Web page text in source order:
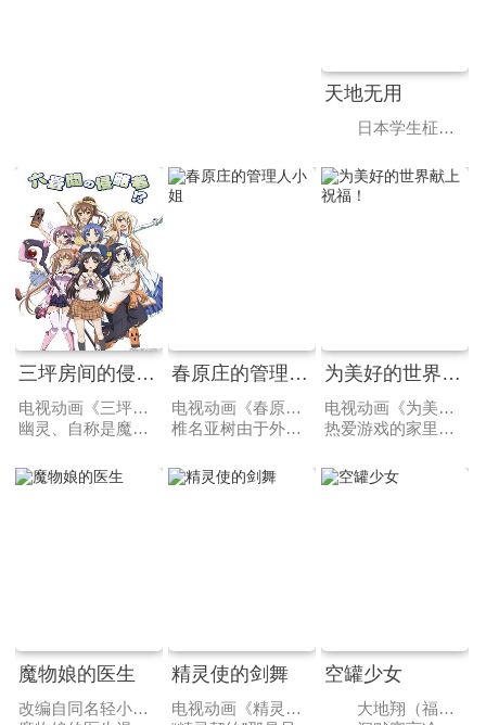
天地无用
日本学生柾木天地（菊池正美 配音）在放学的路上，看见了一个发光物体从天空飞快的降落到了他的前方，他走上前去一看，发现了一个从外星球坠毁的太空飞船，里面有宇宙海盗魉呼（折笠爱 配音）和一路追赶捉拿她的银河警察九罗密美星（水谷优子 配音）。两个外太空的女孩子，没办法回去，只好留在了天地的家里。树雷星球收到了银河警察美星发去的求救信号，树雷星的大公主阿重霞（高田由美 配音）乘飞船来到地球查看情况。天地陪阿重霞参观地球，对天地一见钟情的魉呼因吃醋和阿重霞两人大战了一场，阿重霞的飞船被毁坏了，来找姐姐的砂沙美（横山智佐 配音）的飞船也出了状况，她们还要在地球住很长时间。接下来天地和她们还会经历哪些惊险与情感纠纷呢？她们还能回到她们的星球吗？
三坪房间的侵略者
电视动画《三坪房间的侵略者》改编自健速撰写，ポコ插画的轻小说作品。
幽灵、自称是魔法少女的扮装少女、地底人(古代文明的末裔)、外星人(神圣佛德塞银河皇国公主)，再加上武艺高强的房东，这就是围绕在高一新生里见孝太郎身边的美少女军团。不过可别以为孝太郎过著置身天国的粉红色生活，事实上这五名美少女正是孝太郎的烦恼来源。为了捍卫租金超便宜的可乐娜庄一○六号房，孝太郎每天都过著跟美少女侵略者斗智斗力的生活。
春原庄的管理人小姐
电视动画《春原庄的管理人小姐》改编自ねこうめ原作的同名漫画，于2017年11月宣布动画化。动画由SILVER LINK.负责制作，于2018年7月5日起每周四在AT-X首播。
椎名亚树由于外表的缘故而总不被人当成男人看待，他为了改变自己而在升入初中时前往东京，住进了春原庄。在那里等着亚树的，是受到性格天然又爱恶作剧的春原庄管理员·春原彩花从身心两方面疼爱有加的每一天。不止如此，其他的同居人也全都是年长的女生……。治愈与心跳满载，不由得想要向管理员姐姐撒娇的年龄差（御姐正太）恋爱喜剧决定版！
为美好的世界献上祝福！
电视动画《为美好的世界献上祝福！》改编自暁なつめ原作的同名轻小说。
热爱游戏的家里蹲少年·佐藤和真的人生，因交通事故（!?）而轻易闭幕……本该是这样，但当他醒来之时，眼前有一位自称是女神的美少女。“喂，我有点好事要告诉你。要去异世界吗？只带一样你喜欢的东西没问题喔。”“那，我就带着你好了。”由此开始，在异世界转生的和真的魔王讨伐大冒险开始了……虽然是这么想的，但他却为了获得衣食住行而开始劳动！想要平稳度日的和真，却由于女神引起的各种问题，而终于被魔王军盯上了!?
魔物娘的医生
改编自同名轻小说作品，动画以魔族与人共同生活的街道为舞台，讲述了为各种魔物娘们看病的新人医生和医生的助手的日常生活故事。电视动画《魔物娘的医生》改编自同名轻小说作品，于2019年11月宣布动画化。
精灵使的剑舞
电视动画《精灵使的剑舞》改编自日本轻小说家志瑞祐原作的同名轻小说。
空罐少女
大地翔（福山润 配音）是一位平凡的少年，虽然表面上看起来大大咧咧不拘小节，但实际上心思十分的细腻温柔。某日，大地翔喝了一罐哈密瓜汽水，在准备将空易拉罐丢弃之时，震惊的发现易拉罐竟然化身成为了金发少女哈密瓜（成田纱矢香 配音），就这样，大地翔成为了哈密瓜的主人。